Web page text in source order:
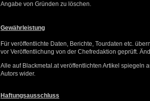
Angabe von Gründen zu löschen.
Gewährleistung
Für veröffentlichte Daten, Berichte, Tourdaten etc.
vor Veröffentlichung von der Chefredaktion geprüft.
Alle auf Blackmetal.at veröffentlichten Artikel
Autors wider.
Haftungsausschluss